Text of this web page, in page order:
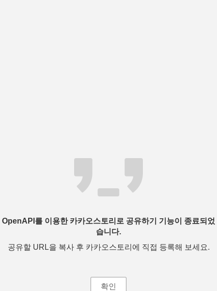
OpenAPI를 이용한 카카오스토리로 공유하기 기능이 종료되었
습니다.
공유할 URL을 복사 후 카카오스토리에 직접 등록해 보세요.
확인